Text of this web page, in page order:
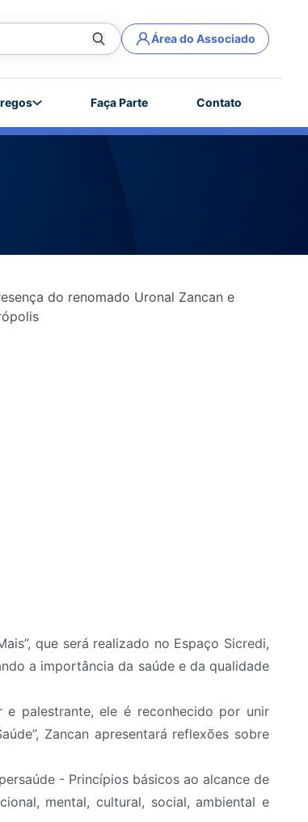
Área do Associado
Faça Parte Contato
que será realizado no Espaço Sicredi,
a importância da saúde e da qualidade
e palestrante, ele é reconhecido por unir
Zancan apresentará reflexões sobre
- Princípios básicos ao alcance de
mental, cultural, social, ambiental e